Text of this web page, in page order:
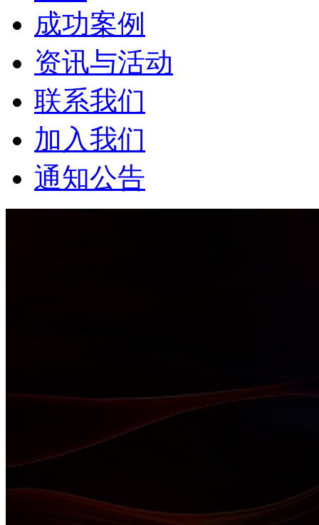
成功案例
资讯与活动
联系我们
加入我们
通知公告